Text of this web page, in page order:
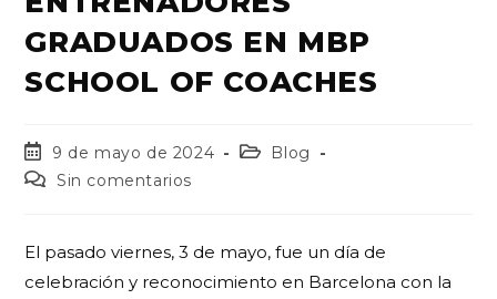
GRADUADOS EN MBP
SCHOOL OF COACHES
9 de mayo de 2024
Blog
Sin comentarios
El pasado viernes, 3 de mayo, fue un día de
celebración y reconocimiento en Barcelona con la